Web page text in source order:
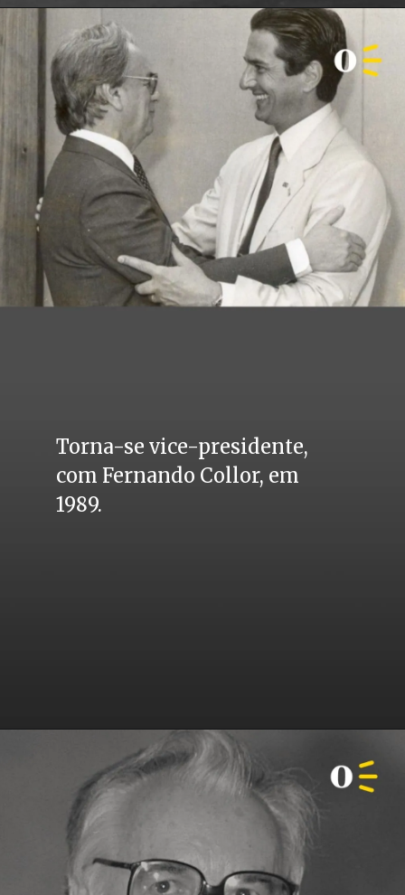
Torna-se vice-presidente,
com Fernando Collor, em
1989.